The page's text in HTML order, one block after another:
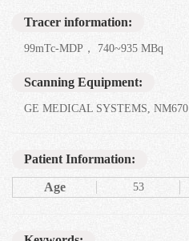
Tracer information:
99mTc-MDP， 740~935 MBq
Scanning Equipment:
GE MEDICAL SYSTEMS, NM670
Patient Information:
Age 53